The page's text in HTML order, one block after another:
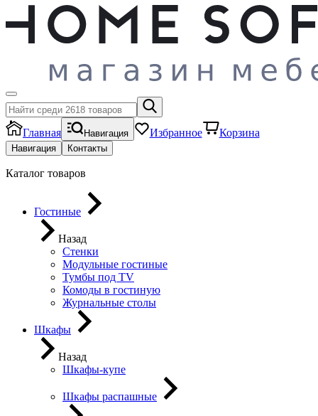
Главная Навигация Избранное Корзина
Навигация Контакты
Каталог товаров
Гостиные
Назад
Стенки
Модульные гостиные
Тумбы под ТV
Комоды в гостиную
Журнальные столы
Шкафы
Назад
Шкафы-купе
Шкафы распашные